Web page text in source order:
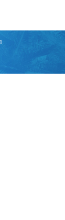
Nabq v
je vzdáleno cca
á la carte
dětský bazén,